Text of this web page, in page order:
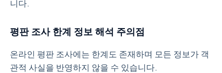
니다.
평판 조사 한계 정보 해석 주의점
온라인 평판 조사에는 한계도 존재하며 모든 정보가 객
관적 사실을 반영하지 않을 수 있습니다.